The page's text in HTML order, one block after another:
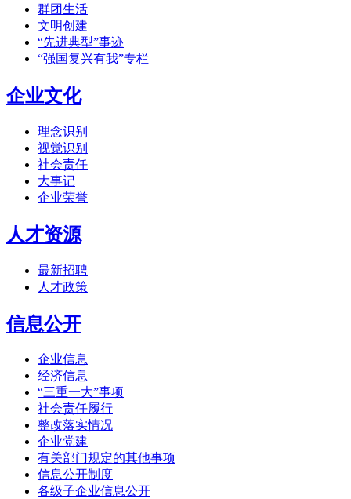
群团生活
文明创建
“先进典型”事迹
“强国复兴有我”专栏
企业文化
理念识别
视觉识别
社会责任
大事记
企业荣誉
人才资源
最新招聘
人才政策
信息公开
企业信息
经济信息
“三重一大”事项
社会责任履行
整改落实情况
企业党建
有关部门规定的其他事项
信息公开制度
各级子企业信息公开